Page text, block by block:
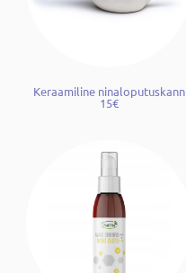
Keraamiline ninaloputuskann
15€